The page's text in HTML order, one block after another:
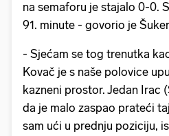
na semaforu je stajalo 0-0.
91. minute - govorio je
- Sjećam se tog trenutka
Kovač je s naše polovice
kazneni prostor. Jedan Irac
da je malo zaspao prateći
sam ući u prednju poziciju,